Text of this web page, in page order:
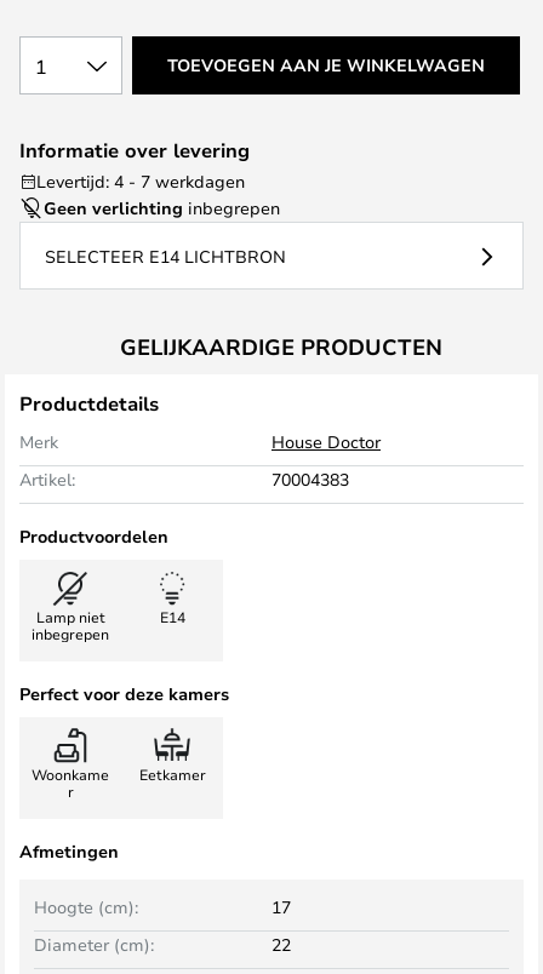
1 TOEVOEGEN AAN JE WINKELWAGEN
Informatie over levering
Levertijd: 4 - 7 werkdagen
Geen verlichting inbegrepen
SELECTEER E14 LICHTBRON
GELIJKAARDIGE PRODUCTEN
Productdetails
Merk
House Doctor
Artikel:
70004383
Productvoordelen
Lamp niet
inbegrepen
E14
Perfect voor deze kamers
Woonkame
r
Eetkamer
Afmetingen
Hoogte (cm):
17
Diameter (cm):
22